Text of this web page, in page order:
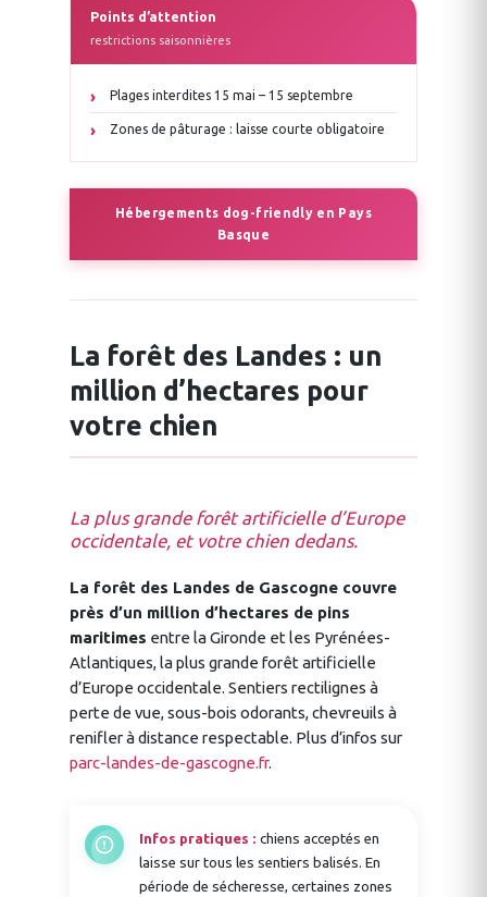
Points d’attention
restrictions saisonnières
Plages interdites 15 mai – 15 septembre
Zones de pâturage : laisse courte obligatoire
Hébergements dog-friendly en Pays
Basque
La forêt des Landes : un
million d’hectares pour
votre chien
La plus grande forêt artificielle d’Europe
occidentale, et votre chien dedans.
La forêt des Landes de Gascogne couvre
près d’un million d’hectares de pins
maritimes entre la Gironde et les Pyrénées-
Atlantiques, la plus grande forêt artificielle
d’Europe occidentale. Sentiers rectilignes à
perte de vue, sous-bois odorants, chevreuils à
renifler à distance respectable. Plus d’infos sur
parc-landes-de-gascogne.fr.
Infos pratiques : chiens acceptés en
laisse sur tous les sentiers balisés. En
période de sécheresse, certaines zones